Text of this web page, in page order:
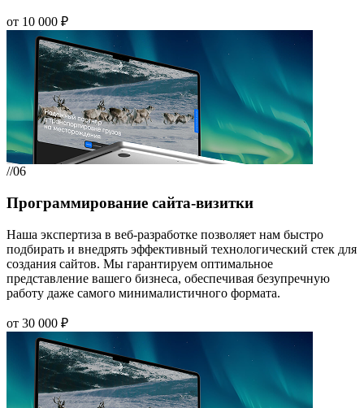
от 10 000 ₽
//06
Программирование сайта-визитки
Наша экспертиза в веб-разработке позволяет нам быстро
подбирать и внедрять эффективный технологический стек для
создания сайтов. Мы гарантируем оптимальное
представление вашего бизнеса, обеспечивая безупречную
работу даже самого минималистичного формата.
от 30 000 ₽